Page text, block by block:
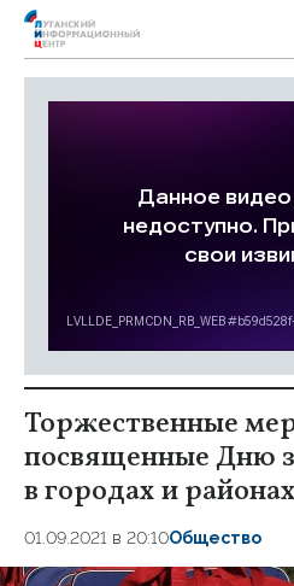
Торжественные
посвященные Дню
в городах и
01.09.2021 в 20:10Общество